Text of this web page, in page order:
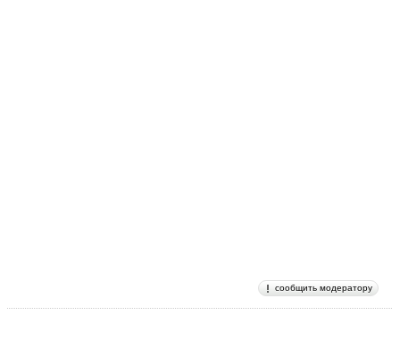
сообщить модератору